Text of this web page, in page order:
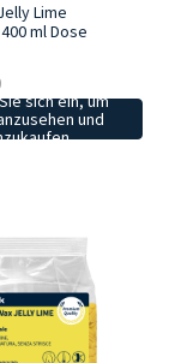
Lime
ml Dose
sich ein, um
und